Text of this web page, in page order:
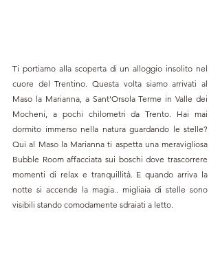
Ti portiamo alla scoperta di un alloggio insolito nel
cuore del Trentino. Questa volta siamo arrivati al
Maso la Marianna, a Sant'Orsola Terme in Valle dei
Mocheni, a pochi chilometri da Trento. Hai mai
dormito immerso nella natura guardando le stelle?
Qui al Maso la Marianna ti aspetta una meravigliosa
Bubble Room affacciata sui boschi dove trascorrere
momenti di relax e tranquillità. E quando arriva la
notte si accende la magia.. migliaia di stelle sono
visibili stando comodamente sdraiati a letto.